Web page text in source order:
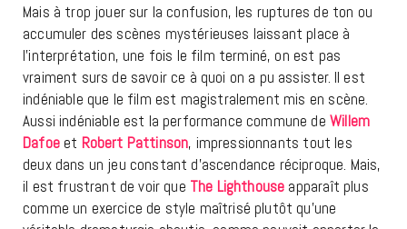
Mais à trop jouer sur la confusion, les ruptures de ton ou
accumuler des scènes mystérieuses laissant place à
l’interprétation, une fois le film terminé, on est pas
vraiment surs de savoir ce à quoi on a pu assister. Il est
indéniable que le film est magistralement mis en scène.
Aussi indéniable est la performance commune de Willem
Dafoeet Robert Pattinson, impressionnants tout les
deux dans un jeu constant d’ascendance réciproque. Mais,
il est frustrant de voir que The Lighthouse apparaît plus
comme un exercice de style maîtrisé plutôt qu’une